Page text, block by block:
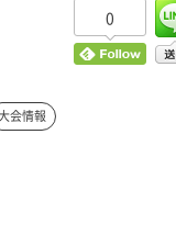
0
会情報